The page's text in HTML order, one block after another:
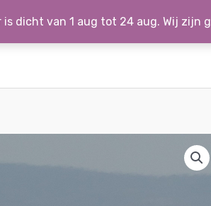
is dicht van 1 aug tot 24 aug. Wij